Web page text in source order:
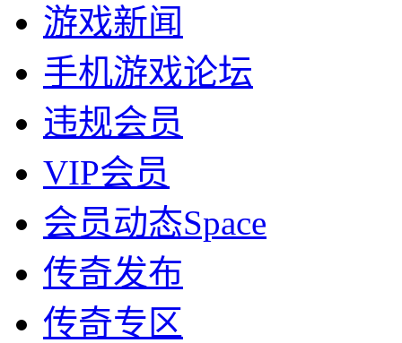
游戏新闻
手机游戏论坛
违规会员
VIP会员
会员动态Space
传奇发布
传奇专区